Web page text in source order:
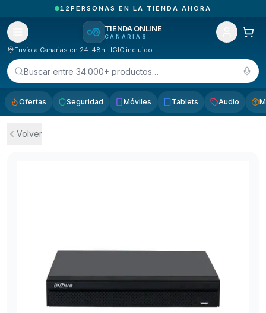
PEDIDOS RECIBIDOS HOY EN CANARIAS
TIENDA ONLINE
CANARIAS
Envío a Canarias en 24-48h · IGIC incluido
Buscar entre 34.000+ productos…
Ofertas Seguridad Móviles Tablets Audio
Volver